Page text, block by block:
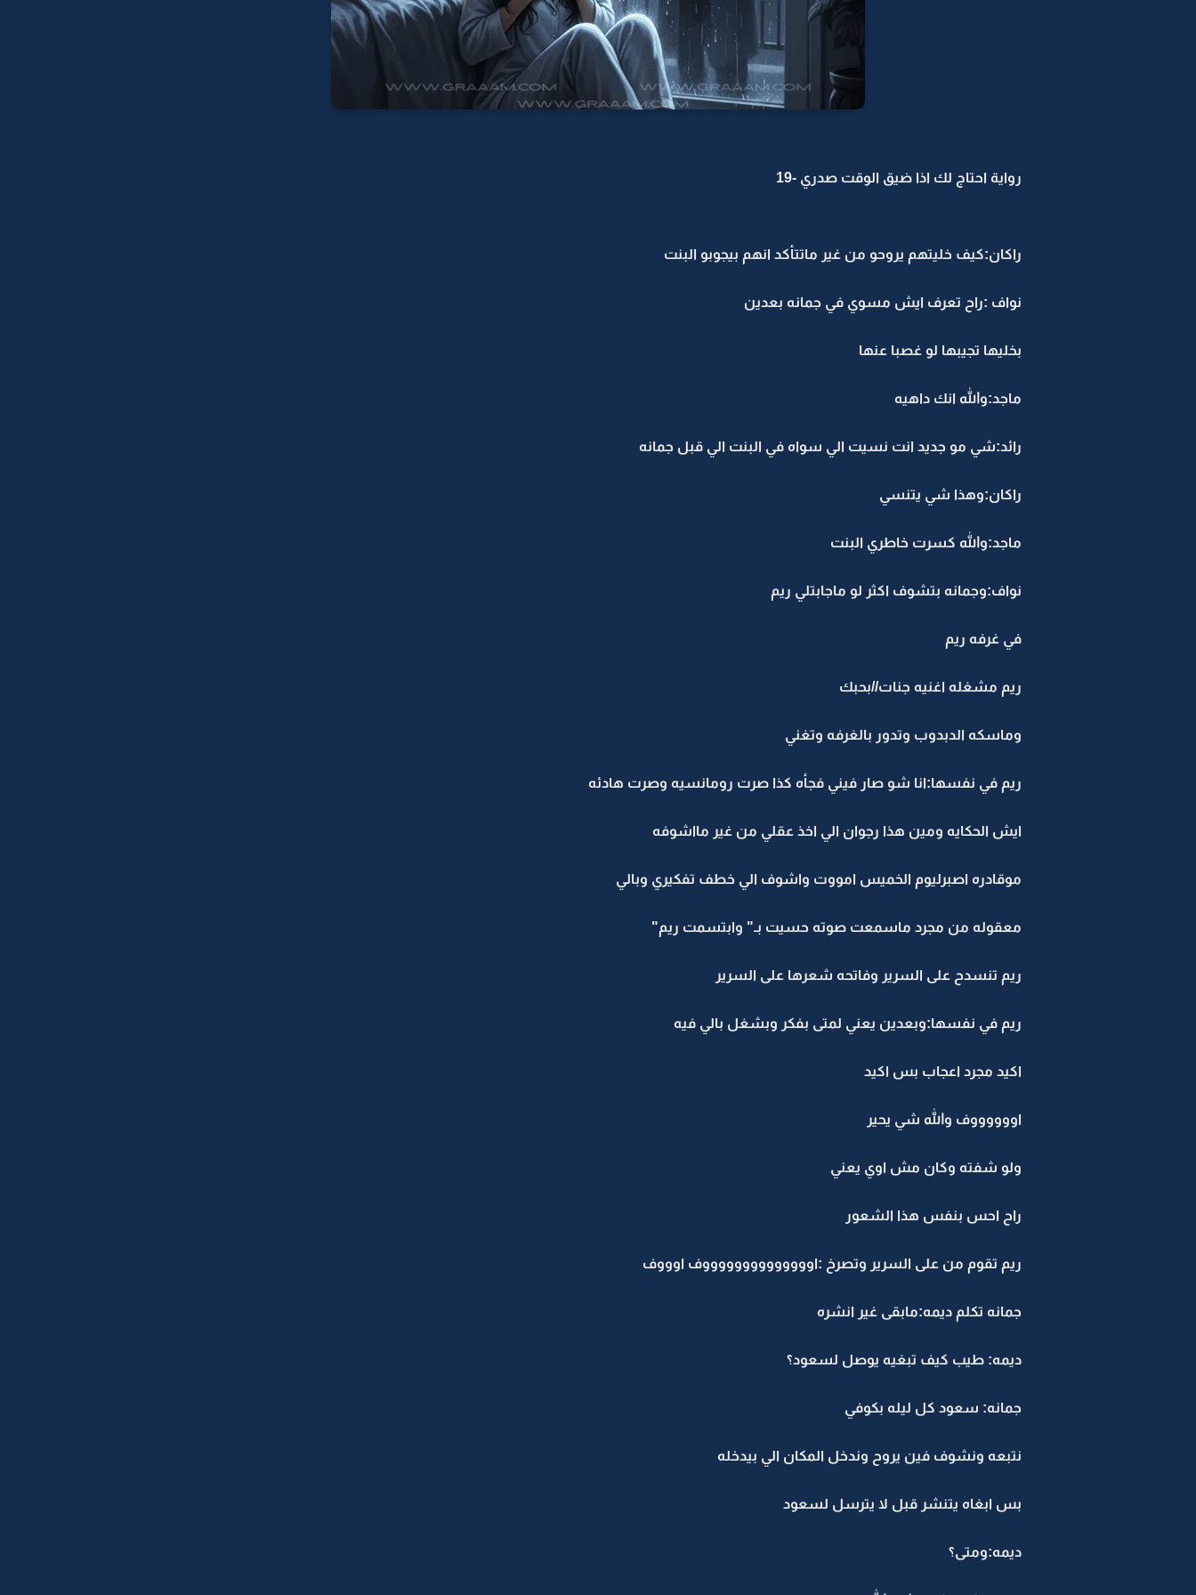
رواية احتاج لك اذا ضيق الوقت صدري -19
راكان:كيف خليتهم يروحو من غير ماتتأكد انهم بيجوبو البنت
نواف :راح تعرف ايش مسوي في جمانه بعدين
بخليها تجيبها لو غصبا عنها
ماجد:والله انك داهيه
رائد:شي مو جديد انت نسيت الي سواه في البنت الي قبل جمانه
راكان:وهذا شي يتنسي
ماجد:والله كسرت خاطري البنت
نواف:وجمانه بتشوف اكثر لو ماجابتلي ريم
في غرفه ريم
ريم مشغله اغنيه جنات//بحبك
وماسكه الدبدوب وتدور بالغرفه وتغني
ريم في نفسها:انا شو صار فيني فجأه كذا صرت رومانسيه وصرت هادئه
ايش الحكايه ومين هذا رجوان الي اخذ عقلي من غير مااشوفه
موقادره اصبرليوم الخميس امووت واشوف الي خطف تفكيري وبالي
معقوله من مجرد ماسمعت صوته حسيت بـ" وابتسمت ريم"
ريم تنسدح على السرير وفاتحه شعرها على السرير
ريم في نفسها:وبعدين يعني لمتى بفكر وبشغل بالي فيه
اكيد مجرد اعجاب بس اكيد
اووووووف والله شي يحير
ولو شفته وكان مش اوي يعني
راح احس بنفس هذا الشعور
ريم تقوم من على السرير وتصرخ :اووووووووووووووف اوووف
جمانه تكلم ديمه:مابقى غير انشره
ديمه: طيب كيف تبغيه يوصل لسعود؟
جمانه: سعود كل ليله بكوفي
نتبعه ونشوف فين يروح وندخل المكان الي بيدخله
بس ابغاه يتنشر قبل لا يترسل لسعود
ديمه:ومتى؟